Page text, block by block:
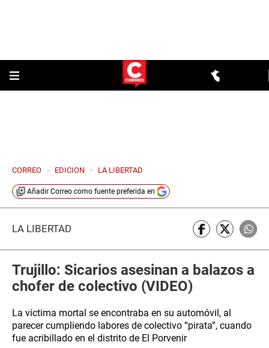
CORREO > EDICION > LA LIBERTAD
Añadir Correo como fuente preferida en
LA LIBERTAD
Trujillo: Sicarios asesinan a balazos a
chofer de colectivo (VIDEO)
La víctima mortal se encontraba en su automóvil, al
parecer cumpliendo labores de colectivo “pirata”, cuando
fue acribillado en el distrito de El Porvenir